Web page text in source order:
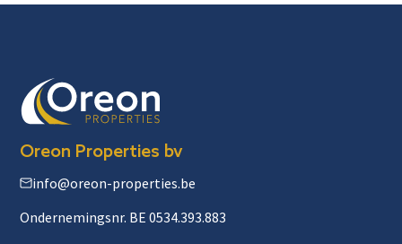
Oreon Properties bv
info@oreon-properties.be
Ondernemingsnr. BE 0534.393.883